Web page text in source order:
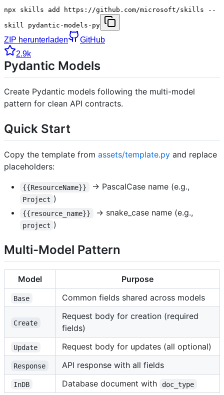
npx skills add https://github.com/microsoft/skills --
skill pydantic-models-py
ZIP herunterladen
GitHub
2.9k
Pydantic Models
Create Pydantic models following the multi-model
pattern for clean API contracts.
Quick Start
Copy the template from assets/template.py and replace
placeholders:
{{ResourceName}} → PascalCase name (e.g.,
Project )
{{resource_name}} → snake_case name (e.g.,
project )
Multi-Model Pattern
Model Purpose
Base Common fields shared across models
Create
Request body for creation (required
fields)
Update Request body for updates (all optional)
Response API response with all fields
InDB Database document with doc_type